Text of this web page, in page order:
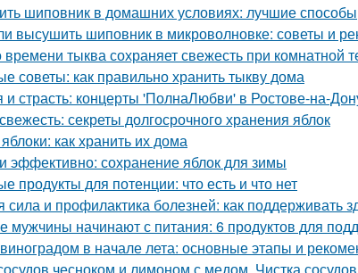
шиповник в домашних условиях: лучшие способы
высушить шиповник в микроволновке: советы и
времени тыква сохраняет свежесть при комнатной
советы: как правильно хранить тыкву дома
и страсть: концерты 'ПолнаЛюбви' в Ростове-на-
секреты долгосрочного хранения яблок
как хранить их дома
эффективно: сохранение яблок для зимы
продукты для потенции: что есть и что нет
сила и профилактика болезней: как поддерживать
мужчины начинают с питания: 6 продуктов для
в начале лета: основные этапы и